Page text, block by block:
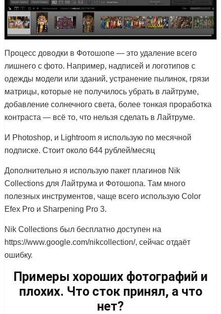
Процесс доводки в Фотошопе — это удаление всего
лишнего с фото. Например, надписей и логотипов с
одежды модели или зданий, устранение пылинок, грязи
матрицы, которые не получилось убрать в лайтруме,
добавление солнечного света, более тонкая проработка
контраста — всё то, что нельзя сделать в Лайтруме.
И Photoshop, и Lightroom я использую по месячной
подписке. Стоит около 644 рублей/месяц
Дополнительно я использую пакет плагинов Nik
Collections для Лайтрума и Фотошопа. Там много
полезных инструментов, чаще всего использую Color
Efex Pro и Sharpening Pro 3.
Nik Collections был бесплатно доступен на
https://www.google.com/nikcollection/, сейчас отдаёт
ошибку.
Примеры хороших фотографий и
плохих. Что сток принял, а что
нет?